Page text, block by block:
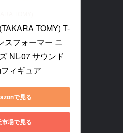
TOMY) T-
スフォーマー ニ
NL-07 サウンド
ィギュア
で見る
場で見る